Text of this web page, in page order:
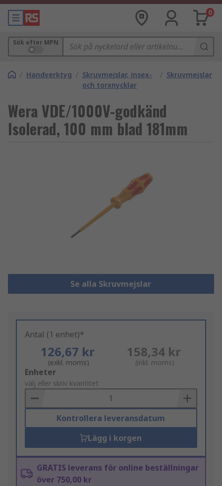
0
Sök efter MPN
/ Handverktyg / Skruvmejslar, insex-
och torxnycklar
/ Skruvmejslar
Wera VDE/1000V-godkänd
Isolerad, 100 mm blad 181mm
Se alla Skruvmejslar
Antal (1 enhet)*
126,67 kr
(exkl. moms)
158,34 kr
(inkl. moms)
Add
to
Basket
Enheter
välj eller skriv kvantitet
Kontrollera leveransdatum
Lägg i korgen
GRATIS leverans för online beställningar
över 750,00 kr